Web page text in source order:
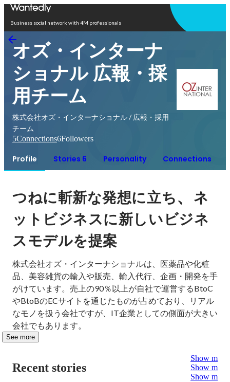
Business social network with 4M professionals
オズ・インターナ
ショナル 広報・採
用チーム
株式会社オズ・インターナショナル / 広報・採用
チーム
5Connections6Followers
Profile Stories 6 Personality Connections
つねに斬新な発想に立ち、 ネ
ットビジネスに新しいビジネ
スモデルを提案
株式会社オズ・インターナショナルは、医薬品や化粧
品、美容雑貨の輸入や販売、輸入代行、企画・開発を手
がけています。売上の90％以上が自社で運営するBtoC
やBtoBのECサイトを通じたものが占めており、リアル
なモノを扱う会社ですが、IT企業としての側面が大きい
会社でもあります。
See more
Recent stories
Show more
Show more
Show more